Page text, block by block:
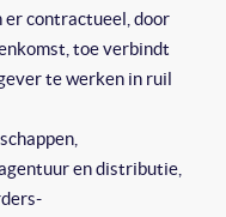
er contractueel, door
toe verbindt
te werken in ruil
en distributie,